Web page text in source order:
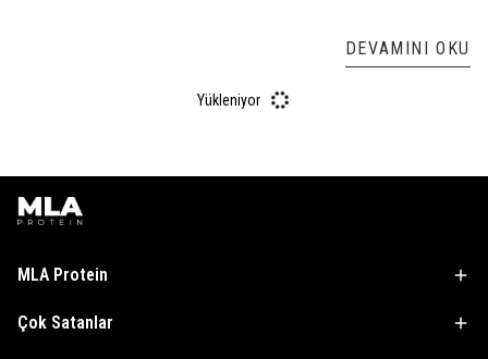
DEVAMINI OKU
Yükleniyor
MLA Protein
Çok Satanlar